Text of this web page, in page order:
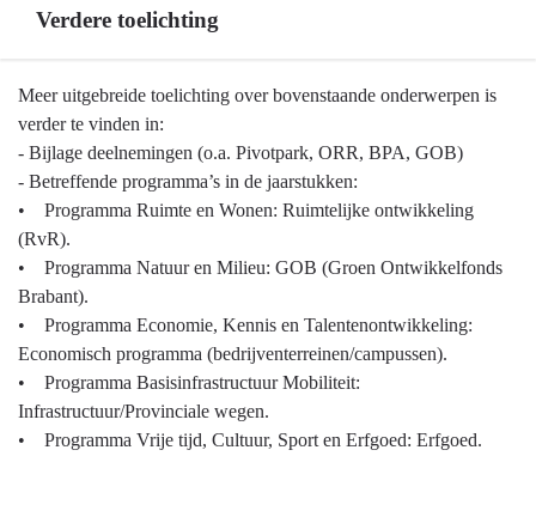
Verdere toelichting
Terug
naar
navigatie
Ontwikkelbedrijf
grondbeleid
Verdere
toelichting
Meer uitgebreide toelichting over bovenstaande onderwerpen is
verder te vinden in:
- Bijlage deelnemingen (o.a. Pivotpark, ORR, BPA, GOB)
- Betreffende programma’s in de jaarstukken:
• Programma Ruimte en Wonen: Ruimtelijke ontwikkeling
(RvR).
• Programma Natuur en Milieu: GOB (Groen Ontwikkelfonds
Brabant).
• Programma Economie, Kennis en Talentenontwikkeling:
Economisch programma (bedrijventerreinen/campussen).
• Programma Basisinfrastructuur Mobiliteit:
Infrastructuur/Provinciale wegen.
• Programma Vrije tijd, Cultuur, Sport en Erfgoed: Erfgoed.